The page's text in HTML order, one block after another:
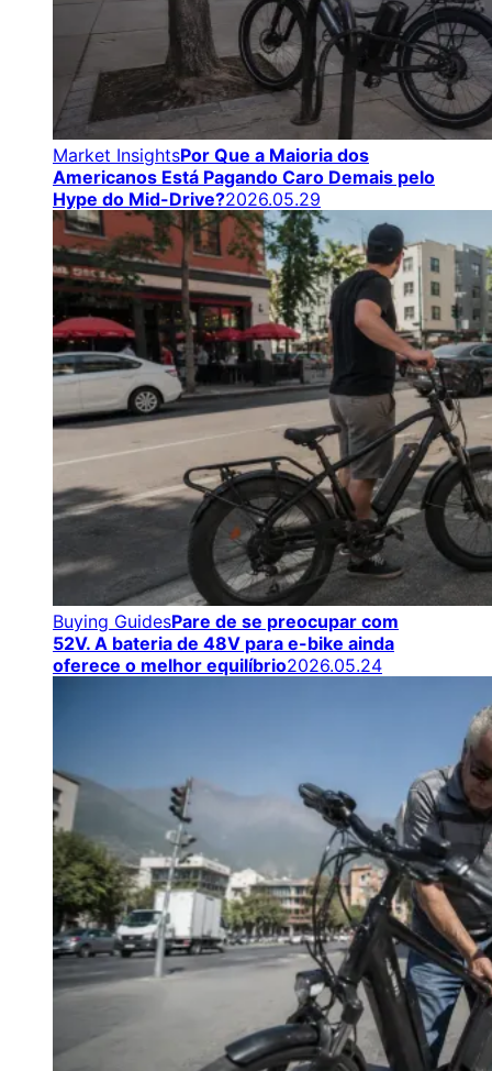
Market InsightsPor Que a Maioria dos
Americanos Está Pagando Caro Demais pelo
Hype do Mid-Drive?2026.05.29
Buying GuidesPare de se preocupar com
52V. A bateria de 48V para e-bike ainda
oferece o melhor equilíbrio2026.05.24